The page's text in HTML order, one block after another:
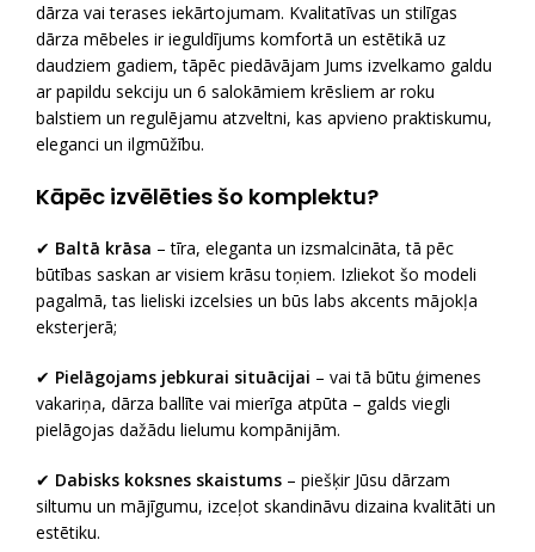
dārza vai terases iekārtojumam. Kvalitatīvas un stilīgas
dārza mēbeles ir ieguldījums komfortā un estētikā uz
daudziem gadiem, tāpēc piedāvājam Jums izvelkamo galdu
ar papildu sekciju un 6 salokāmiem krēsliem ar roku
balstiem un regulējamu atzveltni, kas apvieno praktiskumu,
eleganci un ilgmūžību.
Kāpēc izvēlēties šo komplektu?
✔ Baltā krāsa – tīra, eleganta un izsmalcināta, tā pēc
būtības saskan ar visiem krāsu toņiem. Izliekot šo modeli
pagalmā, tas lieliski izcelsies un būs labs akcents mājokļa
eksterjerā;
✔ Pielāgojams jebkurai situācijai – vai tā būtu ģimenes
vakariņa, dārza ballīte vai mierīga atpūta – galds viegli
pielāgojas dažādu lielumu kompānijām.
✔ Dabisks koksnes skaistums – piešķir Jūsu dārzam
siltumu un mājīgumu, izceļot skandināvu dizaina kvalitāti un
estētiku.